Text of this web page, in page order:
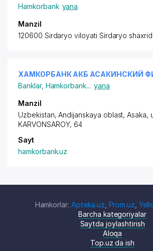
Hamkorbank yana
Manzil
120600 Sirdaryo viloyati Sirdaryo shaxrid
ХАМКОРБАНК АКБ АСАКИНСКИЙ
Banklar, Hamkorbank... yana
Manzil
Uzbekistan, Andijanskaya oblast, Asaka,
KARVONSAROY, 64
Sayt
hamkorbank.uz
Hamkorlar: Apteka.uz Prom.uz ,
Barcha kategoriyalar
Saytda joylashtirish
Aloqa
Top.uz da ish